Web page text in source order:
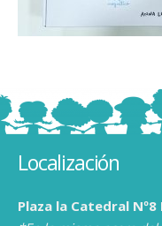
Localización
Plaza la Catedral